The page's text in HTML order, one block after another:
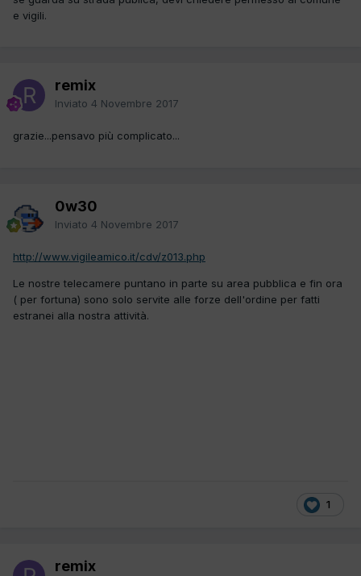
e vigili.
remix
Inviato 4 Novembre 2017
grazie...pensavo più complicato...
0w30
Inviato 4 Novembre 2017
http://www.vigileamico.it/cdv/z013.php
Le nostre telecamere puntano in parte su area pubblica e fin ora
( per fortuna) sono solo servite alle forze dell'ordine per fatti
estranei alla nostra attività.
1
remix